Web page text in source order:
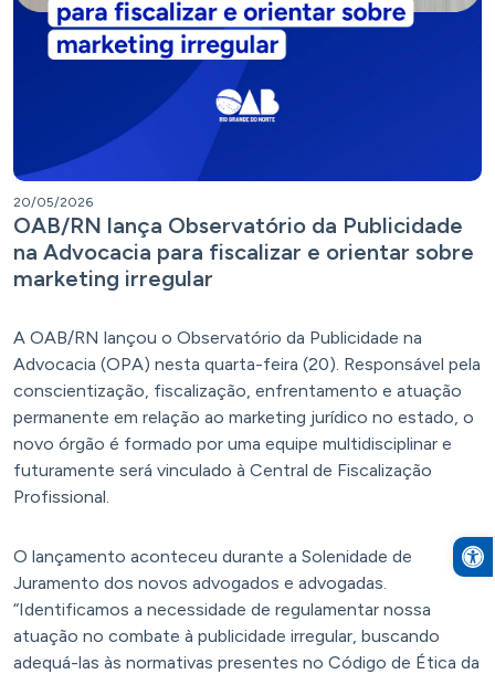
20/05/2026
OAB/RN lança Observatório da Publicidade
na Advocacia para fiscalizar e orientar sobre
marketing irregular
A OAB/RN lançou o Observatório da Publicidade na
Advocacia (OPA) nesta quarta-feira (20). Responsável pela
conscientização, fiscalização, enfrentamento e atuação
permanente em relação ao marketing jurídico no estado, o
novo órgão é formado por uma equipe multidisciplinar e
futuramente será vinculado à Central de Fiscalização
Profissional.
O lançamento aconteceu durante a Solenidade de
Juramento dos novos advogados e advogadas.
“Identificamos a necessidade de regulamentar nossa
atuação no combate à publicidade irregular, buscando
adequá-las às normativas presentes no Código de Ética da
Open